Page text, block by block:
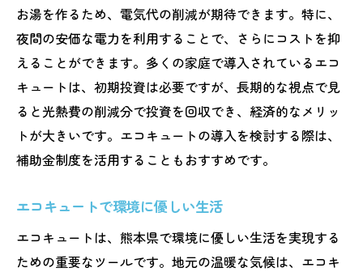
お湯を作るため、電気代の削減が期待できます。特に、
夜間の安価な電力を利用することで、さらにコストを抑
えることができます。多くの家庭で導入されているエコ
キュートは、初期投資は必要ですが、長期的な視点で見
ると光熱費の削減分で投資を回収でき、経済的なメリッ
トが大きいです。エコキュートの導入を検討する際は、
補助金制度を活用することもおすすめです。
エコキュートで環境に優しい生活
エコキュートは、熊本県で環境に優しい生活を実現する
ための重要なツールです。地元の温暖な気候は、エコキ